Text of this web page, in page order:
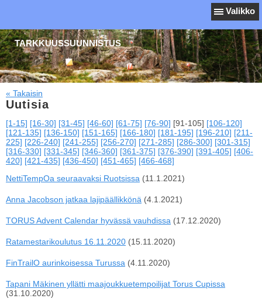
Valikko
TARKKUUSSUUNNISTUS
« Takaisin
Uutisia
[1-15] [16-30] [31-45] [46-60] [61-75] [76-90] [91-105] [106-120]
[121-135] [136-150] [151-165] [166-180] [181-195] [196-210] [211-
225] [226-240] [241-255] [256-270] [271-285] [286-300] [301-315]
[316-330] [331-345] [346-360] [361-375] [376-390] [391-405] [406-
420] [421-435] [436-450] [451-465] [466-468]
NettiTempOa seuraavaksi Ruotsissa (11.1.2021)
Anna Jacobson jatkaa lajipäällikkönä (4.1.2021)
TORUS Advent Calendar hyvässä vauhdissa (17.12.2020)
Ratamestarikoulutus 16.11.2020 (15.11.2020)
FinTrailO aurinkoisessa Turussa (4.11.2020)
Tapani Mäkinen yllätti maajoukkuetempoilijat Torus Cupissa
(31.10.2020)